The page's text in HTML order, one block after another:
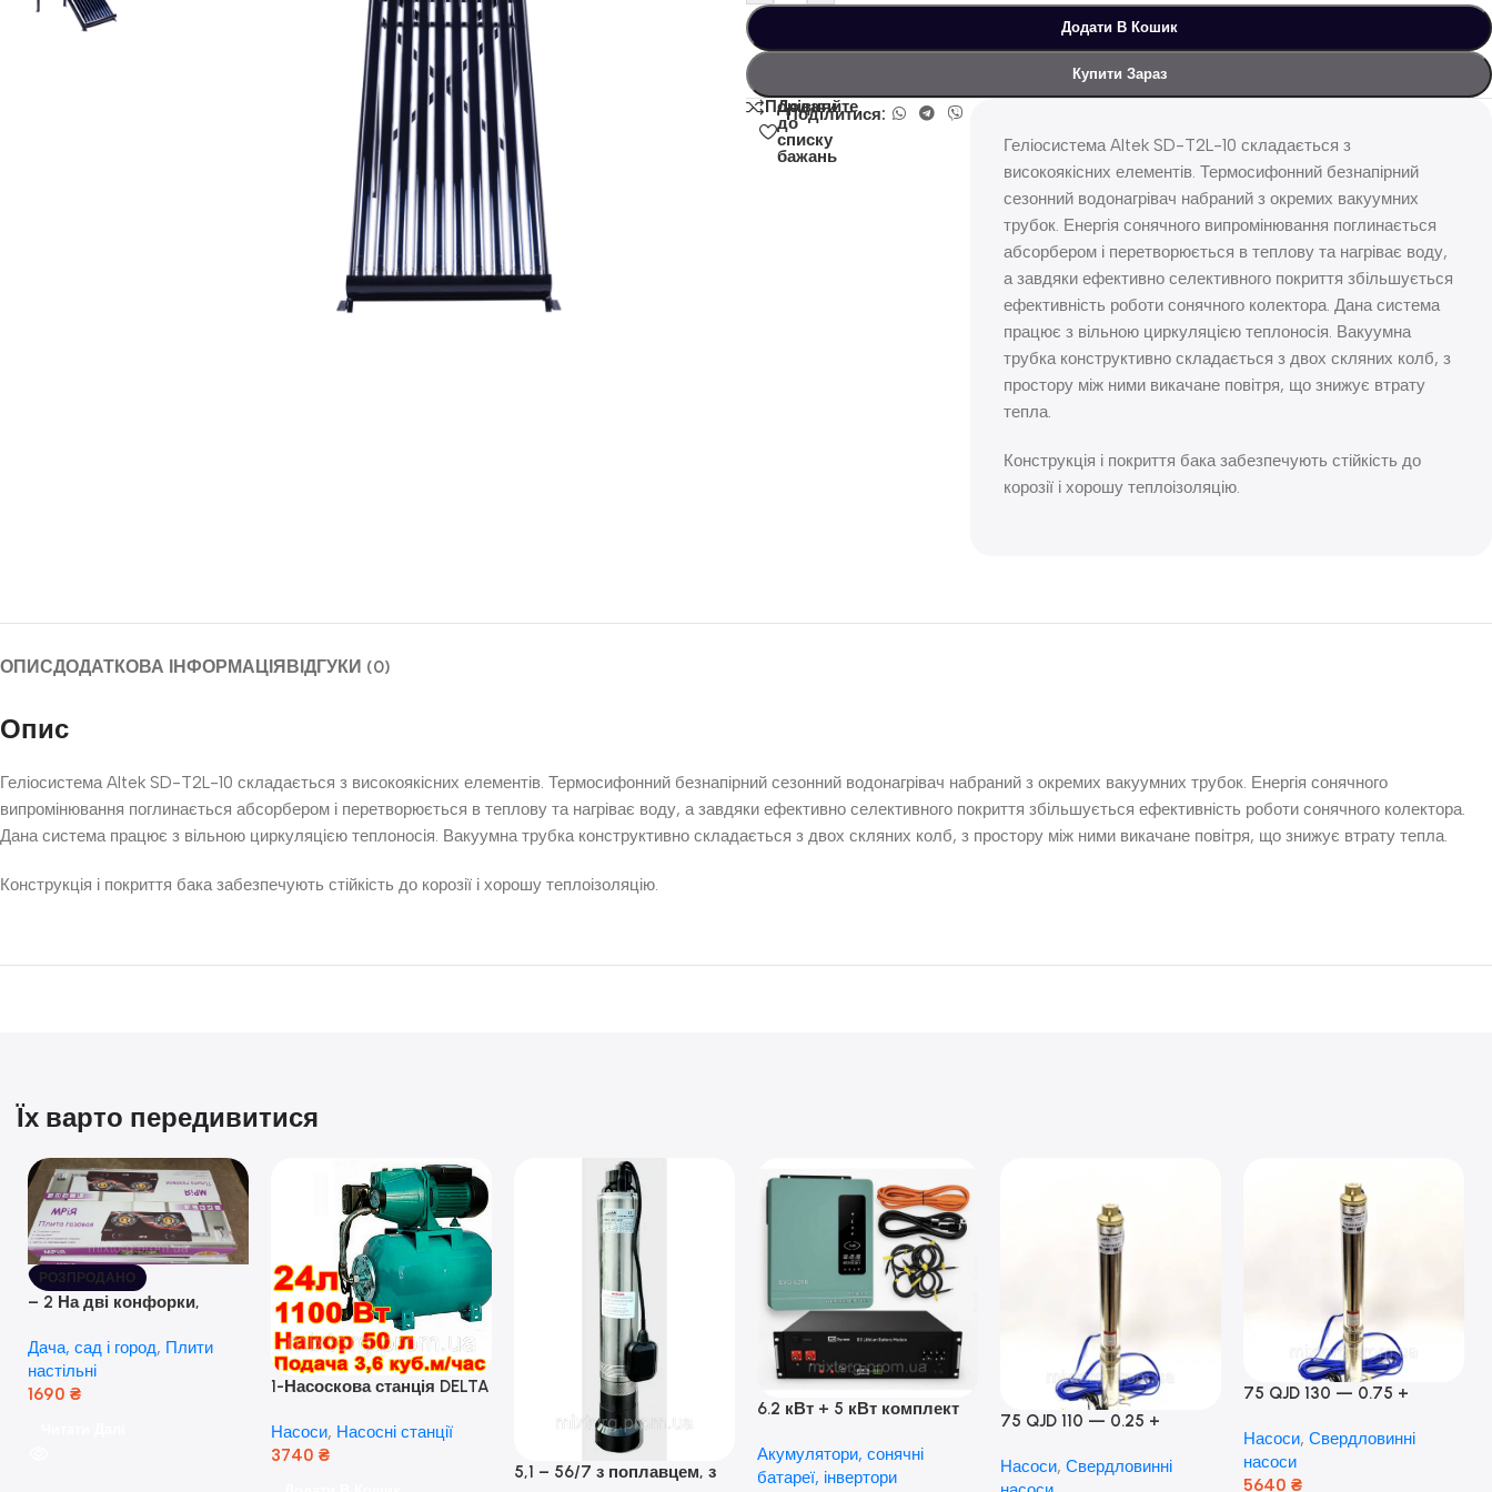
Додати В Кошик
Купити Зараз
Порівняйте
Додати
до
списку
бажань
Поділитися:
Геліосистема Altek SD-T2L-10 складається з
високоякісних елементів. Термосифонний безнапірний
сезонний водонагрівач набраний з окремих вакуумних
трубок. Енергія сонячного випромінювання поглинається
абсорбером і перетворюється в теплову та нагріває воду,
а завдяки ефективно селективного покриття збільшується
ефективність роботи сонячного колектора. Дана система
працює з вільною циркуляцією теплоносія. Вакуумна
трубка конструктивно складається з двох скляних колб, з
простору між ними викачане повітря, що знижує втрату
тепла.
Конструкція і покриття бака забезпечують стійкість до
корозії і хорошу теплоізоляцію.
ОПИСДОДАТКОВА ІНФОРМАЦІЯВІДГУКИ (0)
Опис
Геліосистема Altek SD-T2L-10 складається з високоякісних елементів. Термосифонний безнапірний сезонний водонагрівач набраний з окремих вакуумних трубок. Енергія сонячного
випромінювання поглинається абсорбером і перетворюється в теплову та нагріває воду, а завдяки ефективно селективного покриття збільшується ефективність роботи сонячного колектора.
Дана система працює з вільною циркуляцією теплоносія. Вакуумна трубка конструктивно складається з двох скляних колб, з простору між ними викачане повітря, що знижує втрату тепла.
Конструкція і покриття бака забезпечують стійкість до корозії і хорошу теплоізоляцію.
Їх варто передивитися
РОЗПРОДАНО
– 2 На дві конфорки,
розпалюванням.
Дача, сад і город, Плити
настільні
1690 ₴
1-Насоскова станція DELTA
кВт) ( Польща)
Насоси, Насосні станції
3740 ₴
5,1 – 56/7 з поплавцем, з
6.2 кВт + 5 кВт комплект
Гібридний інвертор Anern
та акумулятор Dyness, 50А
Акумулятори, сонячні
батареї, інвертори
75 QJD 110 — 0.25 +
Мідь!
Насоси, Свердловинні
75 QJD 130 — 0.75 +
Насоси, Свердловинні
насоси
5640 ₴